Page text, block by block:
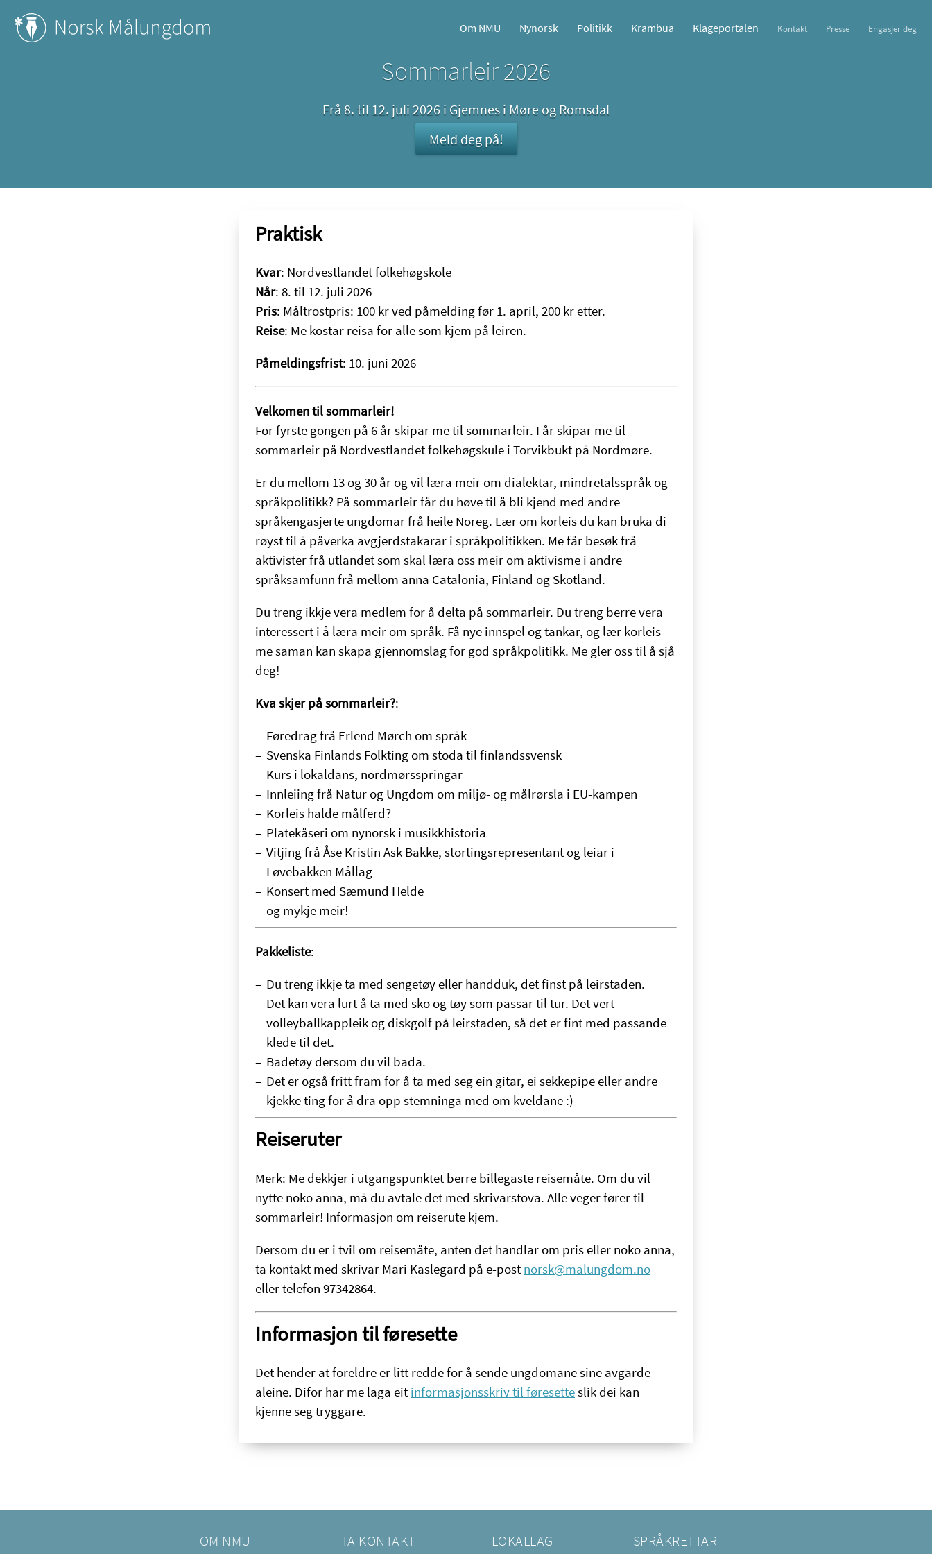
Om NMU Nynorsk Politikk Krambua Klageportalen Kontakt Presse Engasjer deg
Sommarleir 2026
Frå 8. til 12. juli 2026 i Gjemnes i Møre og Romsdal
Meld deg på!
Praktisk
Kvar: Nordvestlandet folkehøgskole
Når: 8. til 12. juli 2026
Pris: Måltrostpris: 100 kr ved påmelding før 1. april, 200 kr etter.
Reise: Me kostar reisa for alle som kjem på leiren.
Påmeldingsfrist: 10. juni 2026
Velkomen til sommarleir!
For fyrste gongen på 6 år skipar me til sommarleir. I år skipar me til
sommarleir på Nordvestlandet folkehøgskule i Torvikbukt på Nordmøre.
Er du mellom 13 og 30 år og vil læra meir om dialektar, mindretalsspråk og
språkpolitikk? På sommarleir får du høve til å bli kjend med andre
språkengasjerte ungdomar frå heile Noreg. Lær om korleis du kan bruka di
røyst til å påverka avgjerdstakarar i språkpolitikken. Me får besøk frå
aktivister frå utlandet som skal læra oss meir om aktivisme i andre
språksamfunn frå mellom anna Catalonia, Finland og Skotland.
Du treng ikkje vera medlem for å delta på sommarleir. Du treng berre vera
interessert i å læra meir om språk. Få nye innspel og tankar, og lær korleis
me saman kan skapa gjennomslag for god språkpolitikk. Me gler oss til å sjå
deg!
Kva skjer på sommarleir?:
Føredrag frå Erlend Mørch om språk
Svenska Finlands Folkting om stoda til finlandssvensk
Kurs i lokaldans, nordmørsspringar
Innleiing frå Natur og Ungdom om miljø- og målrørsla i EU-kampen
Korleis halde målferd?
Platekåseri om nynorsk i musikkhistoria
Vitjing frå Åse Kristin Ask Bakke, stortingsrepresentant og leiar i
Løvebakken Mållag
Konsert med Sæmund Helde
og mykje meir!
Pakkeliste:
Du treng ikkje ta med sengetøy eller handduk, det finst på leirstaden.
Det kan vera lurt å ta med sko og tøy som passar til tur. Det vert
volleyballkappleik og diskgolf på leirstaden, så det er fint med passande
klede til det.
Badetøy dersom du vil bada.
Det er også fritt fram for å ta med seg ein gitar, ei sekkepipe eller andre
kjekke ting for å dra opp stemninga med om kveldane :)
Reiseruter
Merk: Me dekkjer i utgangspunktet berre billegaste reisemåte. Om du vil
nytte noko anna, må du avtale det med skrivarstova. Alle veger fører til
sommarleir! Informasjon om reiserute kjem.
Dersom du er i tvil om reisemåte, anten det handlar om pris eller noko anna,
ta kontakt med skrivar Mari Kaslegard på e-post norsk@malungdom.no
eller telefon 97342864.
Informasjon til føresette
Det hender at foreldre er litt redde for å sende ungdomane sine avgarde
aleine. Difor har me laga eit informasjonsskriv til føresetteslik dei kan
kjenne seg tryggare.
OM NMU TA KONTAKT LOKALLAG SPRÅKRETTAR